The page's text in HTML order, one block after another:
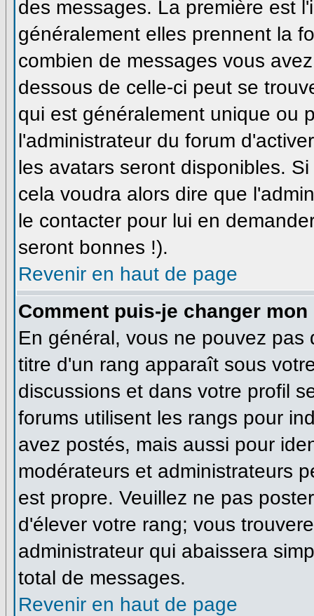
des messages. La première est
généralement elles prennent la
combien de messages vous
dessous de celle-ci peut se
qui est généralement unique ou
l'administrateur du forum
les avatars seront disponibles.
cela voudra alors dire que
le contacter pour lui en
seront bonnes !).
Revenir en haut de page
Comment puis-je changer mon
En général, vous ne pouvez
titre d'un rang apparaît sous
discussions et dans votre profil
forums utilisent les rangs pour
avez postés, mais aussi pour
modérateurs et administrateurs
est propre. Veuillez ne pas
d'élever votre rang; vous
administrateur qui abaissera
total de messages.
Revenir en haut de page